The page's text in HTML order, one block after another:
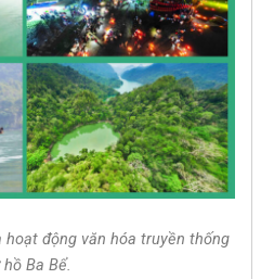
hoạt động văn hóa truyền thống
hồ Ba Bể.